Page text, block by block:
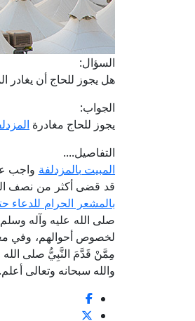
السؤال:
هل يجوز للحاج أن يغادر
الجواب:
يجوز للحاج مغادرة
التفاصيل....
المبيت بالمزدلفة واجب
قد قضى أكثر من نصف
بالمشعر الحرام
صلى الله عليه وآله
لخصوص أحوالهم، وفي
مِمَّنْ قَدَّمَ النَّبِيُّ صلى الله
والله سبحانه وتعالى أعلم.